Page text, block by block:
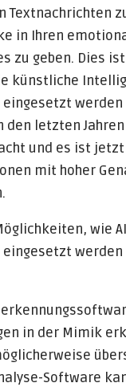
Textnachrichten
in Ihren
zu geben. Dies
künstliche
werden
den letzten
und es ist
mit hoher
wie
werden
in der Mimik
Software